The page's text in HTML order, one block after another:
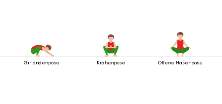
Girlandenpose Krähenpose Offene Hasenpose